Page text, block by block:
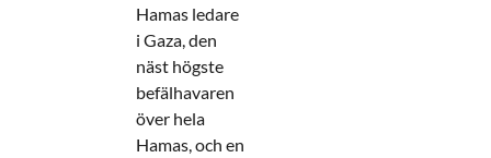
Hamas ledare
i Gaza, den
näst högste
befälhavaren
över hela
Hamas, och en